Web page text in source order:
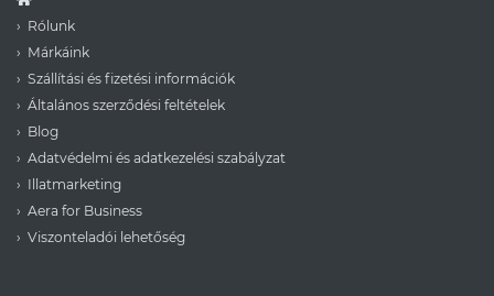
Rólunk
Márkáink
Szállítási és fizetési információk
Általános szerződési feltételek
Blog
Adatvédelmi és adatkezelési szabályzat
Illatmarketing
Aera for Business
Viszonteladói lehetőség